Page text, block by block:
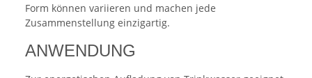
Form können variieren und machen jede
Zusammenstellung einzigartig.
ANWENDUNG